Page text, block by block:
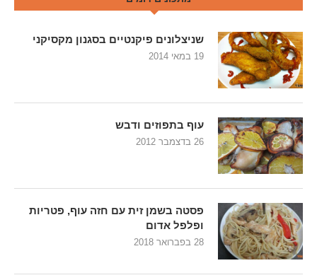
שניצלונים פיקנטיים בסגנון מקסיקני
19 במאי 2014
עוף בתפוזים ודבש
26 בדצמבר 2012
פסטה בשמן זית עם חזה עוף, פטריות
ופלפל אדום
28 בפברואר 2018